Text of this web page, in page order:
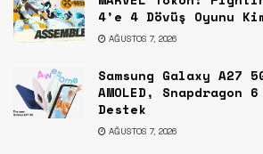
4’e 4 Dövüş Oyunu
AĞUSTOS 7, 2026
Samsung Galaxy A27
AMOLED, Snapdragon
Destek
AĞUSTOS 7, 2026